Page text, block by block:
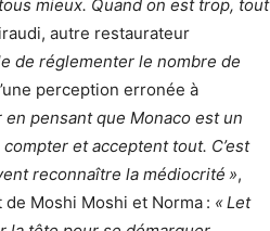
mieux. Quand on est trop, tout
autre restaurateur
de réglementer le nombre de
perception erronée à
pensant que Monaco est un
et acceptent tout. C’est
reconnaître la médiocrité »,
Moshi Moshi et Norma : « Let